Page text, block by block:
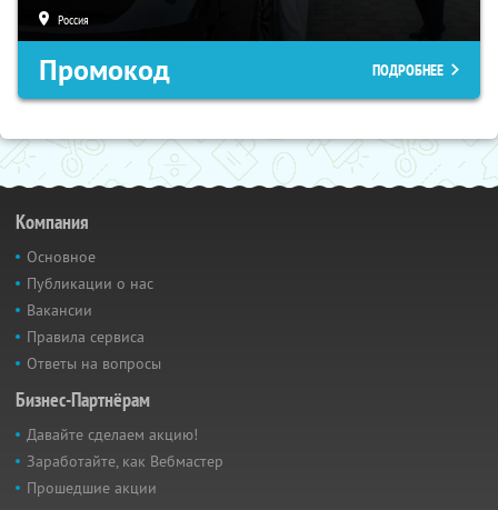
Россия
Промокод ПОДРОБНЕЕ
Компания
Основное
Публикации о нас
Вакансии
Правила сервиса
Ответы на вопросы
Бизнес-Партнёрам
Давайте сделаем акцию!
Заработайте, как Вебмастер
Прошедшие акции